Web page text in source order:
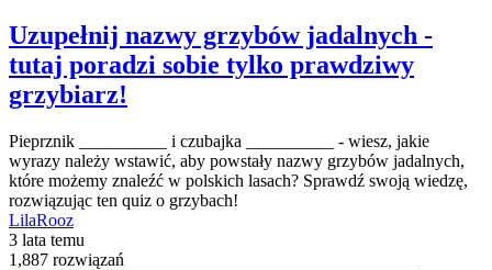
Uzupełnij nazwy grzybów jadalnych -
tutaj poradzi sobie tylko prawdziwy
grzybiarz!
Pieprznik __________ i czubajka __________ - wiesz, jakie
wyrazy należy wstawić, aby powstały nazwy grzybów jadalnych,
które możemy znaleźć w polskich lasach? Sprawdź swoją wiedzę,
rozwiązując ten quiz o grzybach!
LilaRooz
3 lata temu
1,887 rozwiązań